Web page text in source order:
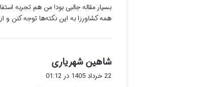
:
بسیار مقاله جالبی بود! من هم تجربه
همه کشاورزا به این نکته‌ها توجه کنن و
شاهین شهریاری
ف
22 خرداد 1405 در 01:12